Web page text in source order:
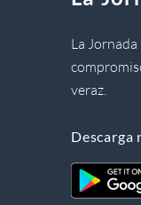
La
veraz.
Descarga